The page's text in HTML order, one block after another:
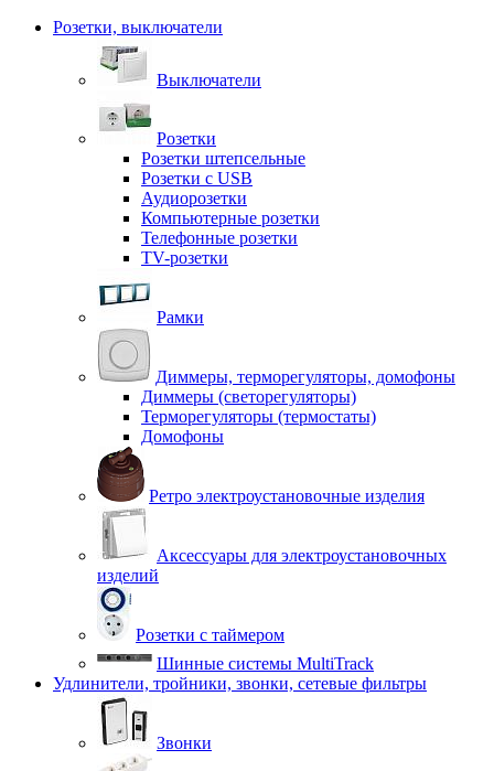
Розетки, выключатели
Выключатели
Розетки
Розетки штепсельные
Розетки с USB
Аудиорозетки
Компьютерные розетки
Телефонные розетки
TV-розетки
Рамки
Диммеры, терморегуляторы, домофоны
Диммеры (светорегуляторы)
Терморегуляторы (термостаты)
Домофоны
Ретро электроустановочные изделия
Аксессуары для электроустановочных
изделий
Розетки с таймером
Шинные системы MultiTrack
Удлинители, тройники, звонки, сетевые фильтры
Звонки